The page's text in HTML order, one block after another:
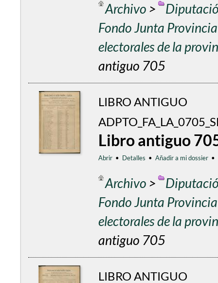
Archivo >
Fondo Junta
electorales de la
antiguo 705
LIBRO ANTIGUO
Libro antiguo
Abrir • Detalles • Añadir a mi dossier •
Archivo >
Fondo Junta
electorales de la
antiguo 705
LIBRO ANTIGUO